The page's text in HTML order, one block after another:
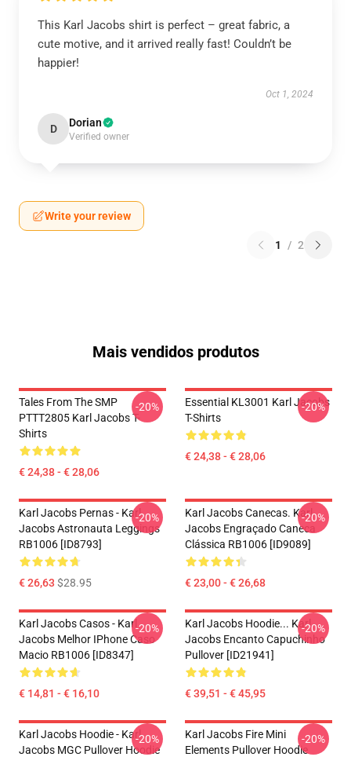
This Karl Jacobs shirt is perfect – great fabric, a
cute motive, and it arrived really fast! Couldn’t be
happier!
Oct 1, 2024
D Dorian
Verified owner
Write your review
1 / 2
Mais vendidos produtos
Tales From The SMP
PTTT2805 Karl Jacobs T-
Shirts
€ 24,38 - € 28,06
-20%
Essential KL3001 Karl Jacobs
T-Shirts
€ 24,38 - € 28,06
-20%
Karl Jacobs Pernas - Karl
Jacobs Astronauta Leggings
RB1006 [ID8793]
€ 26,63 $28.95
-20%
Karl Jacobs Canecas. Karl
Jacobs Engraçado Caneca
Clássica RB1006 [ID9089]
€ 23,00 - € 26,68
-20%
Karl Jacobs Casos - Karl
Jacobs Melhor IPhone Caso
Macio RB1006 [ID8347]
€ 14,81 - € 16,10
-20%
Karl Jacobs Hoodie... Karl
Jacobs Encanto Capuchinho
Pullover [ID21941]
€ 39,51 - € 45,95
-20%
Karl Jacobs Hoodie - Karl
Jacobs MGC Pullover Hoodie
-20%
Karl Jacobs Fire Mini
Elements Pullover Hoodie
-20%